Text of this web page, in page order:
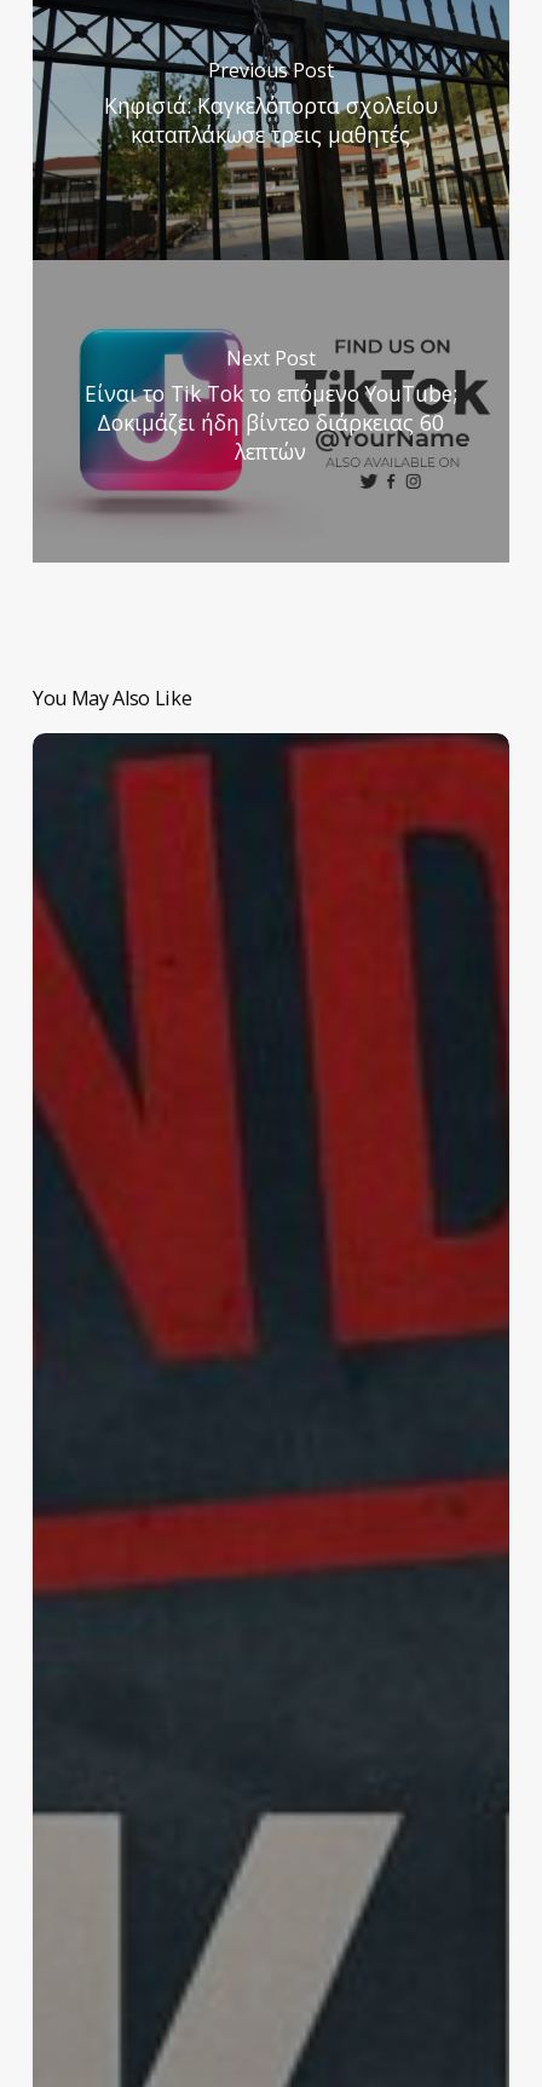
Previous Post
Κηφισιά: Kαγκελόπορτα σχολείου
καταπλάκωσε τρεις μαθητές
Next Post
Είναι το Tik Tok το επόμενο YouTube;
Δοκιμάζει ήδη βίντεο διάρκειας 60
λεπτών
You May Also Like